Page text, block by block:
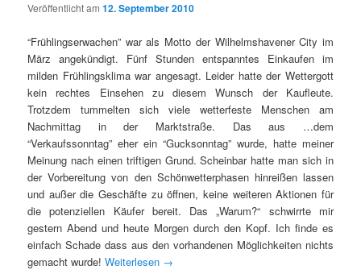
Veröffentlicht am12. September 2010
“Frühlingserwachen” war als Motto der Wilhelmshavener City im
März angekündigt. Fünf Stunden entspanntes Einkaufen im
milden Frühlingsklima war angesagt. Leider hatte der Wettergott
kein rechtes Einsehen zu diesem Wunsch der Kaufleute.
Trotzdem tummelten sich viele wetterfeste Menschen am
Nachmittag in der Marktstraße. Das aus …dem
“Verkaufssonntag” eher ein “Gucksonntag” wurde, hatte meiner
Meinung nach einen triftigen Grund. Scheinbar hatte man sich in
der Vorbereitung von den Schönwetterphasen hinreißen lassen
und außer die Geschäfte zu öffnen, keine weiteren Aktionen für
die potenziellen Käufer bereit. Das „Warum?“ schwirrte mir
gestern Abend und heute Morgen durch den Kopf. Ich finde es
einfach Schade dass aus den vorhandenen Möglichkeiten nichts
gemacht wurde!Weiterlesen →